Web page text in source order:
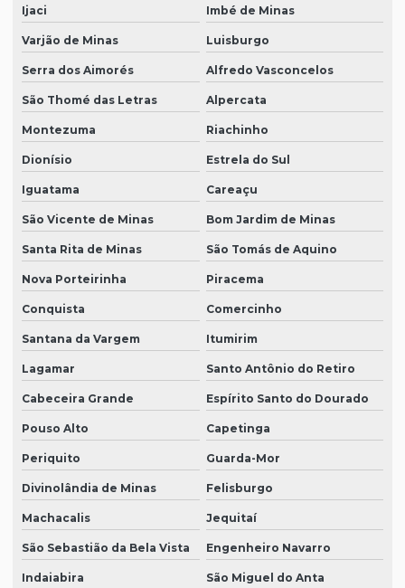
Ijaci Imbé de Minas
Varjão de Minas Luisburgo
Serra dos Aimorés Alfredo Vasconcelos
São Thomé das Letras Alpercata
Montezuma Riachinho
Dionísio Estrela do Sul
Iguatama Careaçu
São Vicente de Minas Bom Jardim de Minas
Santa Rita de Minas São Tomás de Aquino
Nova Porteirinha Piracema
Conquista Comercinho
Santana da Vargem Itumirim
Lagamar Santo Antônio do Retiro
Cabeceira Grande Espírito Santo do Dourado
Pouso Alto Capetinga
Periquito Guarda-Mor
Divinolândia de Minas Felisburgo
Machacalis Jequitaí
São Sebastião da Bela Vista Engenheiro Navarro
Indaiabira São Miguel do Anta